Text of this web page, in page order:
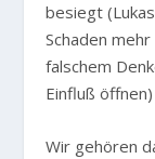
besiegt
Schaden
falschem
Einfluß öffnen)
Wir gehören